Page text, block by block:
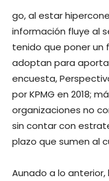
go, al estar
información fluye al
tenido que poner un
adoptan para
encuesta,
por KPMG en 2018;
organizaciones no
sin contar con
plazo que sumen al
Aunado a lo